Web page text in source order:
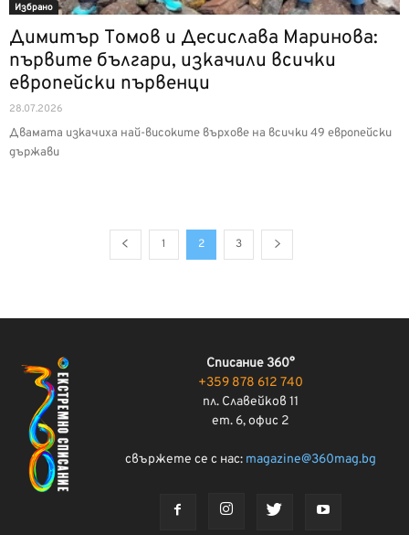
Избрано
Димитър Томов и Десислава Маринова:
първите българи, изкачили всички
европейски първенци
28.07.2026
Двамата изкачиха най-високите върхове на всички 49 европейски
държави
1 2 3
Списание 360°
+359 878 612 740
пл. Славейков 11
ет. 6, офис 2
свържете се с нас: magazine@360mag.bg